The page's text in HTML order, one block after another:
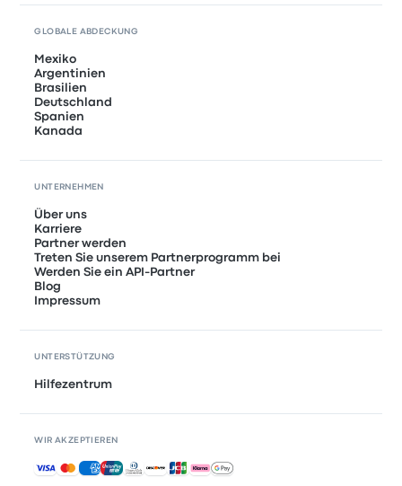
GLOBALE ABDECKUNG
Mexiko
Argentinien
Brasilien
Deutschland
Spanien
Kanada
UNTERNEHMEN
Über uns
Karriere
Partner werden
Treten Sie unserem Partnerprogramm bei
Werden Sie ein API-Partner
Blog
Impressum
UNTERSTÜTZUNG
Hilfezentrum
WIR AKZEPTIEREN
Akzeptierte Zahlungsmethoden